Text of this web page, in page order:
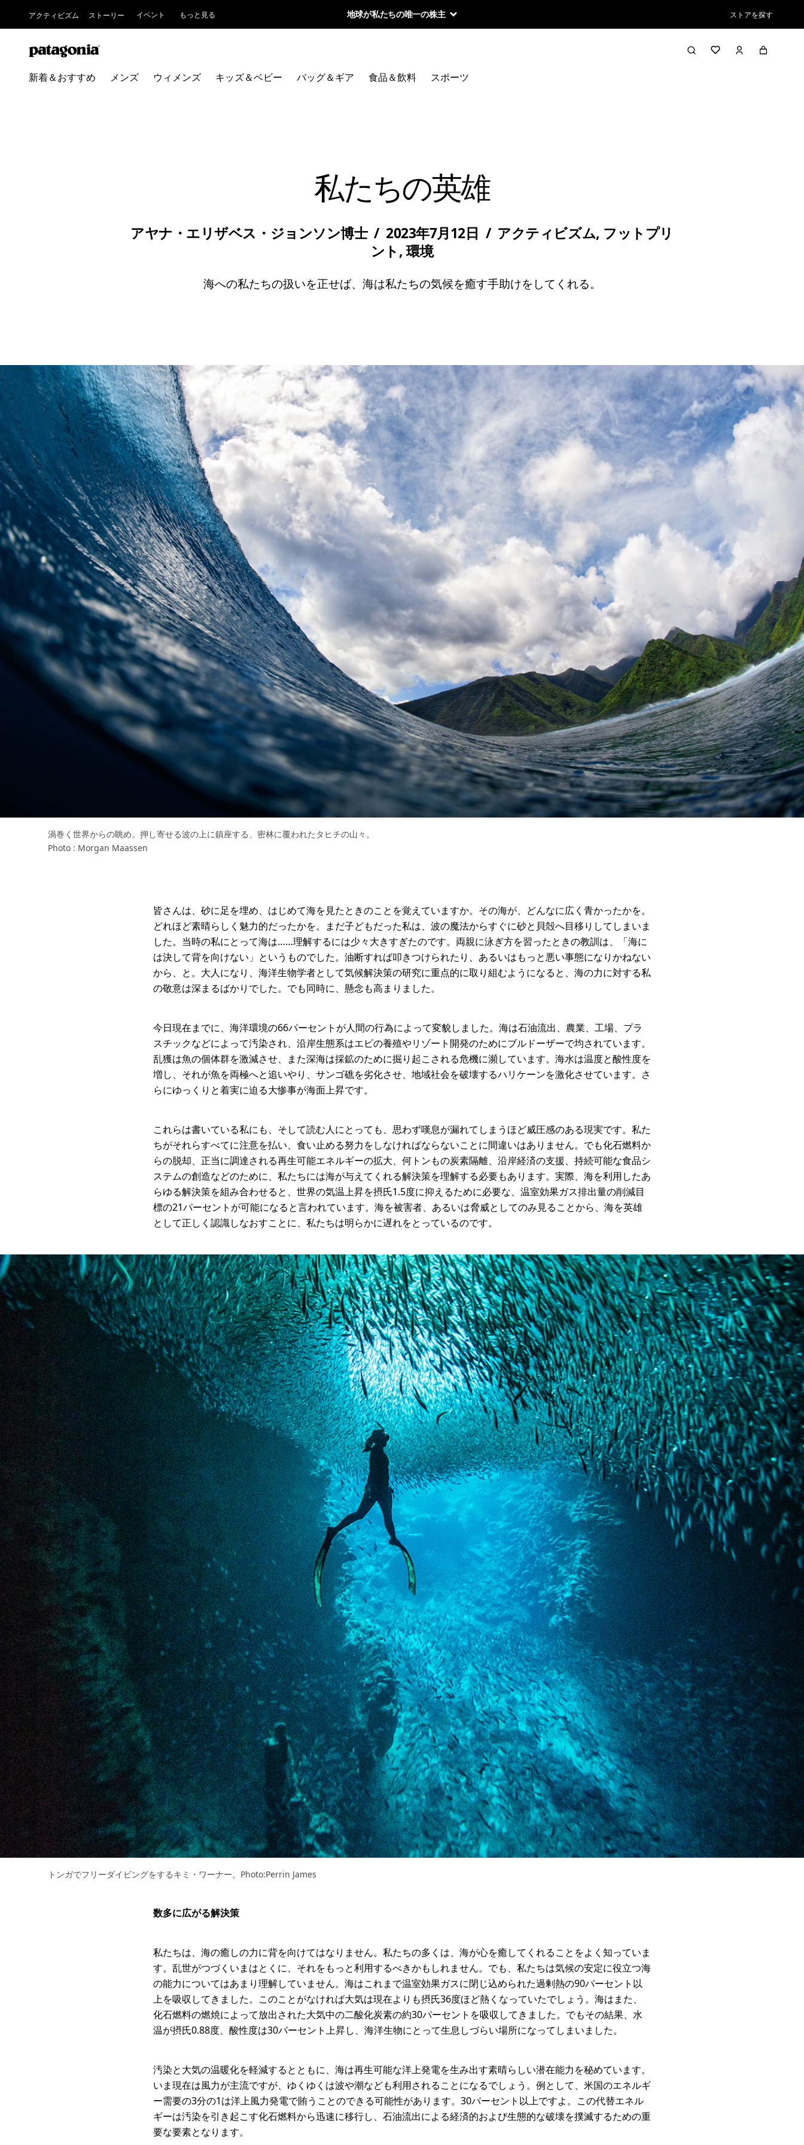
アクティビズム ストーリー イベント もっと見る 地球が私たちの唯一の株主 ストアを探す
新着＆おすすめ メンズ ウィメンズ キッズ＆ベビー バッグ＆ギア 食品＆飲料 スポーツ
私たちの英雄
アヤナ・エリザベス・ジョンソン博士 / 2023年7月12日 / アクティビズム, フットプリ
ント,環境
海への私たちの扱いを正せば、海は私たちの気候を癒す手助けをしてくれる。
渦巻く世界からの眺め。押し寄せる波の上に鎮座する、密林に覆われたタヒチの山々。
Photo : Morgan Maassen
皆さんは、砂に足を埋め、はじめて海を見たときのことを覚えていますか。その海が、どんなに広く青かったかを。
どれほど素晴らしく魅力的だったかを。まだ子どもだった私は、波の魔法からすぐに砂と貝殻へ目移りしてしまいま
した。当時の私にとって海は……理解するには少々大きすぎたのです。両親に泳ぎ方を習ったときの教訓は、「海に
は決して背を向けない」というものでした。油断すれば叩きつけられたり、あるいはもっと悪い事態になりかねない
から、と。大人になり、海洋生物学者として気候解決策の研究に重点的に取り組むようになると、海の力に対する私
の敬意は深まるばかりでした。でも同時に、懸念も高まりました。
今日現在までに、海洋環境の66パーセントが人間の行為によって変貌しました。海は石油流出、農業、工場、プラ
スチックなどによって汚染され、沿岸生態系はエビの養殖やリゾート開発のためにブルドーザーで均されています。
乱獲は魚の個体群を激減させ、また深海は採鉱のために掘り起こされる危機に瀕しています。海水は温度と酸性度を
増し、それが魚を両極へと追いやり、サンゴ礁を劣化させ、地域社会を破壊するハリケーンを激化させています。さ
らにゆっくりと着実に迫る大惨事が海面上昇です。
これらは書いている私にも、そして読む人にとっても、思わず嘆息が漏れてしまうほど威圧感のある現実です。私た
ちがそれらすべてに注意を払い、食い止める努力をしなければならないことに間違いはありません。でも化石燃料か
らの脱却、正当に調達される再生可能エネルギーの拡大、何トンもの炭素隔離、沿岸経済の支援、持続可能な食品シ
ステムの創造などのために、私たちには海が与えてくれる解決策を理解する必要もあります。実際、海を利用したあ
らゆる解決策を組み合わせると、世界の気温上昇を摂氏1.5度に抑えるために必要な、温室効果ガス排出量の削減目
標の21パーセントが可能になると言われています。海を被害者、あるいは脅威としてのみ見ることから、海を英雄
として正しく認識しなおすことに、私たちは明らかに遅れをとっているのです。
トンガでフリーダイビングをするキミ・ワーナー。Photo:Perrin James
数多に広がる解決策
私たちは、海の癒しの力に背を向けてはなりません。私たちの多くは、海が心を癒してくれることをよく知っていま
す。乱世がつづくいまはとくに、それをもっと利用するべきかもしれません。でも、私たちは気候の安定に役立つ海
の能力についてはあまり理解していません。海はこれまで温室効果ガスに閉じ込められた過剰熱の90パーセント以
上を吸収してきました。このことがなければ大気は現在よりも摂氏36度ほど熱くなっていたでしょう。海はまた、
化石燃料の燃焼によって放出された大気中の二酸化炭素の約30パーセントを吸収してきました。でもその結果、水
温が摂氏0.88度、酸性度は30パーセント上昇し、海洋生物にとって生息しづらい場所になってしまいました。
汚染と大気の温暖化を軽減するとともに、海は再生可能な洋上発電を生み出す素晴らしい潜在能力を秘めています。
いま現在は風力が主流ですが、ゆくゆくは波や潮なども利用されることになるでしょう。例として、米国のエネルギ
ー需要の3分の1は洋上風力発電で賄うことのできる可能性があります。30パーセント以上ですよ。この代替エネル
ギーは汚染を引き起こす化石燃料から迅速に移行し、石油流出による経済的および生態的な破壊を撲滅するための重
要な要素となります。